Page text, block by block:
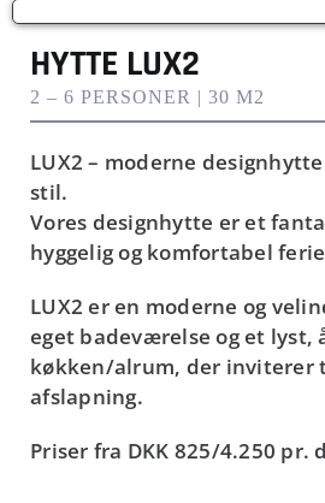
HYTTE LUX2
2 – 6 PERSONER | 30 M2
LUX2 – moderne
stil.
Vores designhytte er et
hyggelig og komfortabel
LUX2 er en moderne og
eget badeværelse og et lyst,
køkken/alrum, der inviterer
afslapning.
Priser fra DKK 825/4.250 pr.